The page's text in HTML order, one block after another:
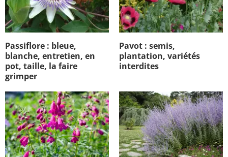
Passiflore : bleue,
blanche, entretien, en
pot, taille, la faire
grimper
Pavot : semis,
plantation, variétés
interdites